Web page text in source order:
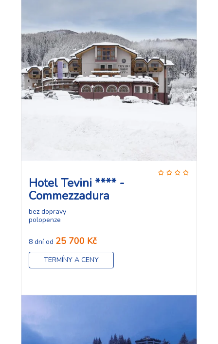
Hotel Tevini **** -
Commezzadura
bez dopravy
polopenze
8 dní od 25 700 Kč
TERMÍNY A CENY